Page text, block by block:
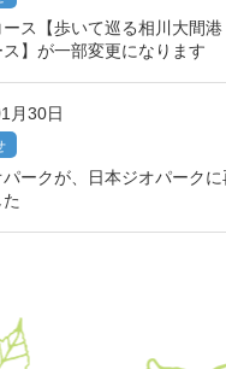
ース【歩いて巡る相川大間
】が一部変更になります
月30日
ークが、日本ジオパークに